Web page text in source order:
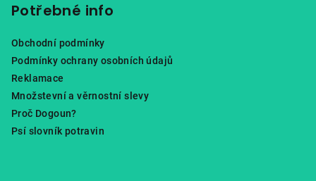
Potřebné info
Obchodní podmínky
Podmínky ochrany osobních údajů
Reklamace
Množstevní a věrnostní slevy
Proč Dogoun?
Psí slovník potravin